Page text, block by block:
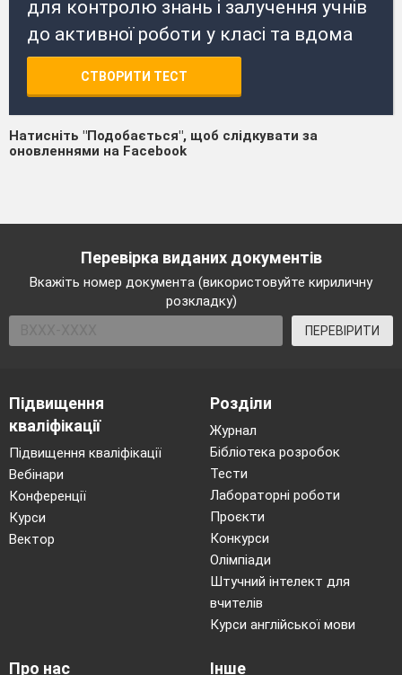
для контролю знань і залучення учнів
до активної роботи у класі та вдома
СТВОРИТИ ТЕСТ
Натисніть "Подобається", щоб слідкувати за
оновленнями на Facebook
Перевірка виданих документів
Вкажіть номер документа (використовуйте кириличну
розкладку)
ПЕРЕВІРИТИ
Підвищення
кваліфікації
Підвищення кваліфікації
Вебінари
Конференції
Курси
Вектор
Розділи
Журнал
Бібліотека розробок
Тести
Лабораторні роботи
Проєкти
Конкурси
Олімпіади
Штучний інтелект для
вчителів
Курси англійської мови
Про нас Інше